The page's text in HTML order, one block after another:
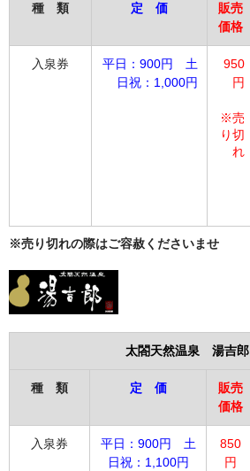
種 類 定 価
販売
価格
入泉券
平日：900円 土
日祝：1,000円
950
円
※売
り切
れ
※売り切れの際はご容赦くださいませ
太閤天然温泉 湯吉郎
種 類 定 価
販売
価格
入泉券
平日：900円 土
日祝：1,100円
850
円